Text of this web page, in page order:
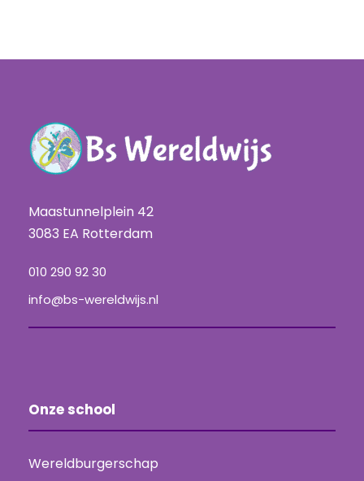
Maastunnelplein 42
3083 EA Rotterdam
010 290 92 30
info@bs-wereldwijs.nl
Onze school
Wereldburgerschap